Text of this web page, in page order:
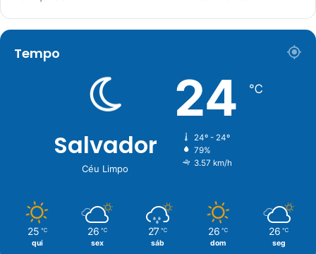
Tempo
Salvador
Céu Limpo
24 ℃
24º - 24º
79%
3.57 km/h
25 ℃
qui
26 ℃
sex
27 ℃
sáb
26 ℃
dom
26 ℃
seg